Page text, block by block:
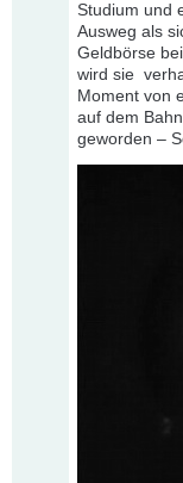
Studium und
Ausweg als
Geldbörse
wird sie
Moment von
auf dem
geworden –